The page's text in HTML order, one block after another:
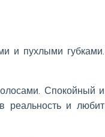
и пухлыми губками.
Спокойный и
реальность и любит